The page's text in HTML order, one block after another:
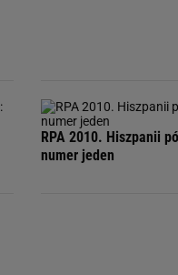
RPA 2010. Hiszpanii
numer jeden